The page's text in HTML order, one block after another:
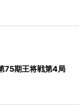
75期王将戦第4局